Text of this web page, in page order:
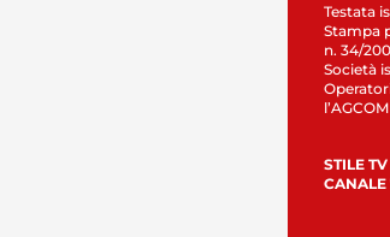
Testata
Stampa
n. 34/
Società
STILE
CANALE